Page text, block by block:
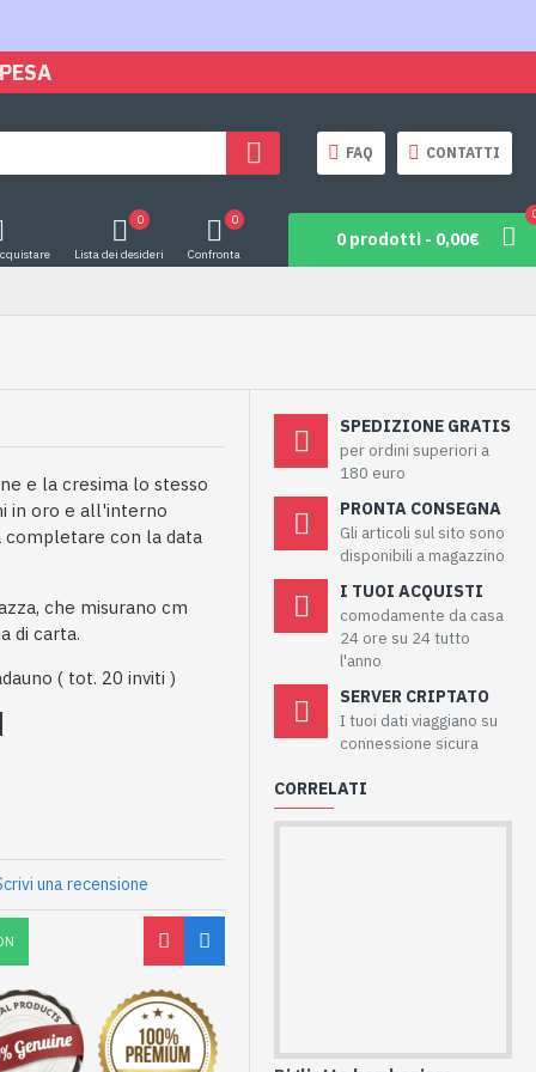
FAQ CONTATTI
Lista dei desideri
0
Confronta
0
0 prodotti - 0,00€
e la cresima lo stesso
in oro e all'interno
completare con la data
che misurano cm
di carta.
( tot. 20 inviti )
una recensione
SPEDIZIONE GRATIS
per ordini superiori a
180 euro
PRONTA CONSEGNA
Gli articoli sul sito sono
disponibili a magazzino
I TUOI ACQUISTI
comodamente da casa
24 ore su 24 tutto
l'anno
SERVER CRIPTATO
I tuoi dati viaggiano su
connessione sicura
CORRELATI